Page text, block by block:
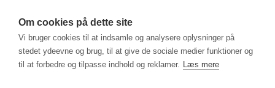
Om cookies på dette site
Vi bruger cookies til at indsamle og analysere oplysninger på
stedet ydeevne og brug, til at give de sociale medier funktioner og
til at forbedre og tilpasse indhold og reklamer. Læs mere